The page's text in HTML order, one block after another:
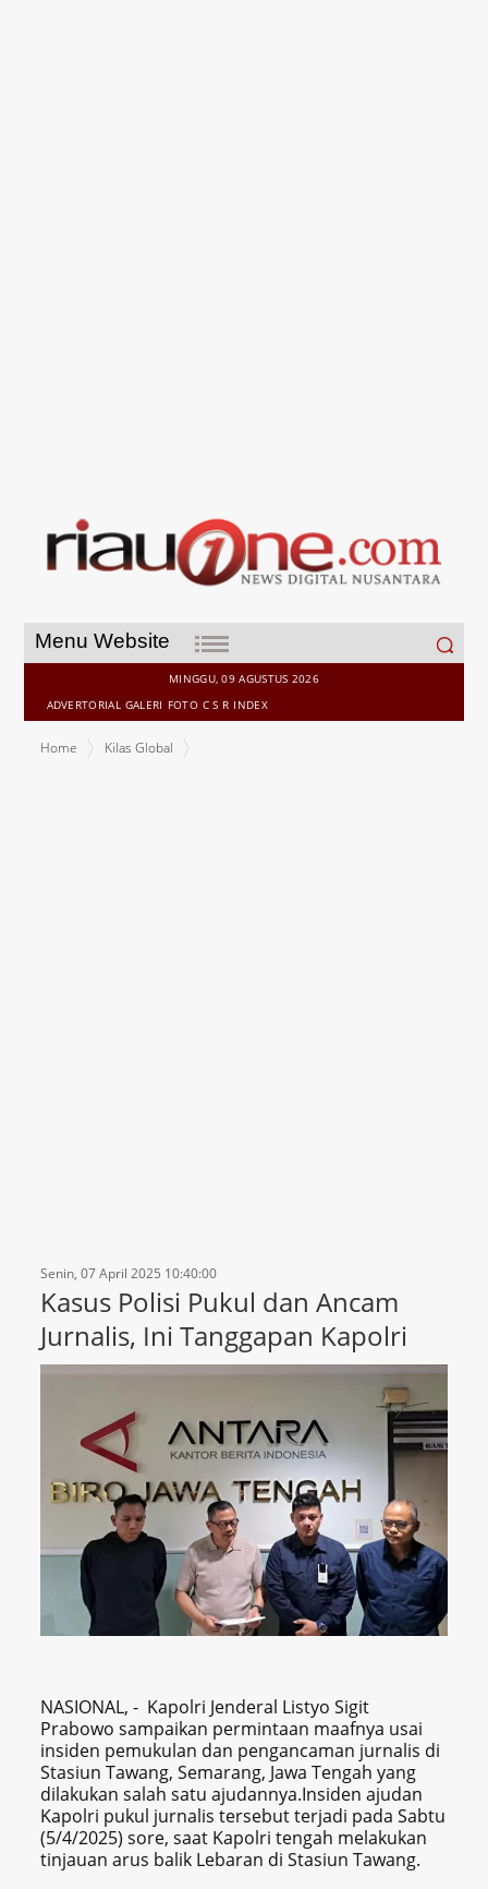
Menu Website
Search
for:
MINGGU, 09 AGUSTUS 2026
ADVERTORIAL GALERI FOTO C S R INDEX
Home
Kilas Global
Senin, 07 April 2025 10:40:00
Kasus Polisi Pukul dan Ancam
Jurnalis, Ini Tanggapan Kapolri
NASIONAL, - Kapolri Jenderal Listyo Sigit
Prabowo sampaikan permintaan maafnya usai
insiden pemukulan dan pengancaman jurnalis di
Stasiun Tawang, Semarang, Jawa Tengah yang
dilakukan salah satu ajudannya.Insiden ajudan
Kapolri pukul jurnalis tersebut terjadi pada Sabtu
(5/4/2025) sore, saat Kapolri tengah melakukan
tinjauan arus balik Lebaran di Stasiun Tawang.